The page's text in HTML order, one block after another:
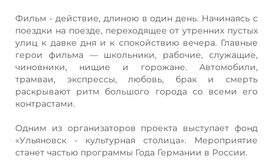
Фильм - действие, длиною в один день. Начинаясь с
поездки на поезде, переходящее от утренних пустых
улиц к давке дня и к спокойствию вечера. Главные
герои фильма — школьники, рабочие, служащие,
чиновники, нищие и горожане. Автомобили,
трамваи, экспрессы, любовь, брак и смерть
раскрывают ритм большого города со всеми его
контрастами.
Одним из организаторов проекта выступает фонд
«Ульяновск - культурная столица». Мероприятие
станет частью программы Года Германии в России.